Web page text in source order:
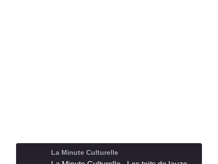
La Minute Culturelle